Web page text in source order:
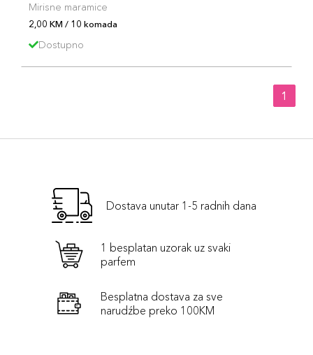
Mirisne maramice
2,00 KM / 10 komada
Dostupno
1
Dostava unutar 1-5 radnih dana
1 besplatan uzorak uz svaki
parfem
Besplatna dostava za sve
narudźbe preko 100KM